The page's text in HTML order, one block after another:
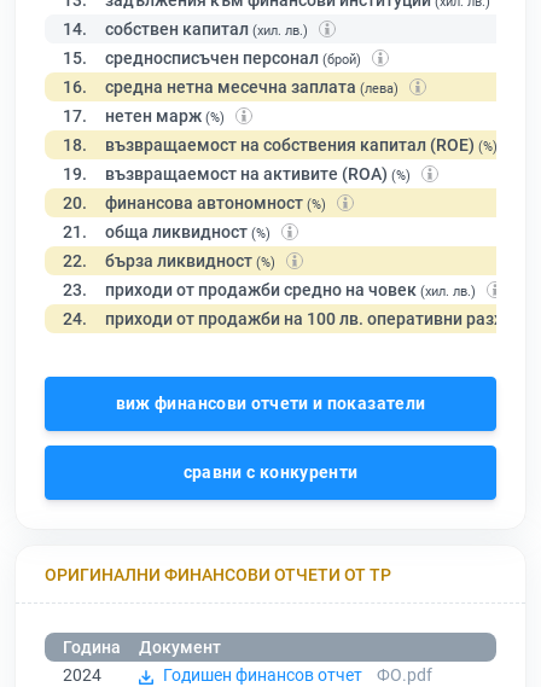
14. собствен капитал (хил. лв.)
15. средносписъчен персонал (брой)
16. средна нетна месечна заплата (лева)
17. нетен марж (%)
18. възвращаемост на собствения капитал (ROE) (%)
19. възвращаемост на активите (ROA) (%)
20. финансова автономност (%)
21. обща ликвидност (%)
22. бърза ликвидност (%)
23. приходи от продажби средно на човек (хил. лв.)
24. приходи от продажби на 100 лв. оперативни разходи
виж финансови отчети и показатели
сравни с конкуренти
ОРИГИНАЛНИ ФИНАНСОВИ ОТЧЕТИ ОТ ТР
Година
Документ
2024
Годишен финансов отчет
ФО.pdf